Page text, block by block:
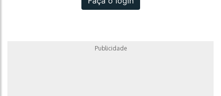
Publicidade